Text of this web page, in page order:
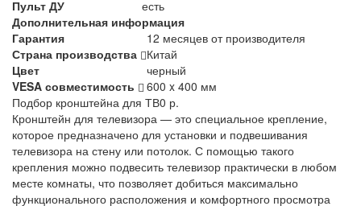
Пульт ДУ
есть
Дополнительная информация
Гарантия
12 месяцев от производителя
Страна производства
Китай
Цвет
черный
VESA совместимость
600 x 400 мм
Подбор кронштейна для ТВ0 р.
Кронштейн для телевизора — это специальное крепление,
которое предназначено для установки и подвешивания
телевизора на стену или потолок. С помощью такого
крепления можно подвесить телевизор практически в любом
месте комнаты, что позволяет добиться максимально
функционального расположения и комфортного просмотра